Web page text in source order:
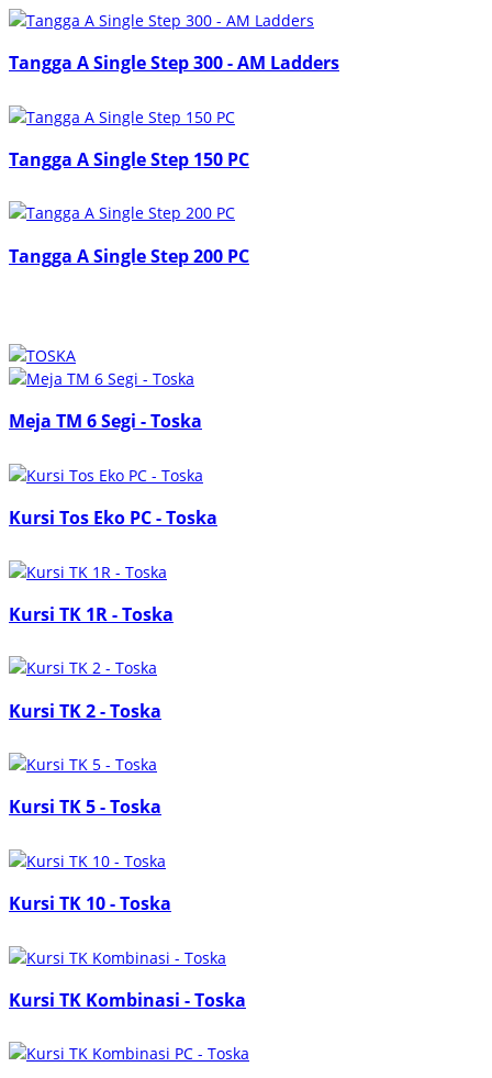
Tangga A Single Step 300 - AM Ladders
Tangga A Single Step 150 PC
Tangga A Single Step 200 PC
Meja TM 6 Segi - Toska
Kursi Tos Eko PC - Toska
Kursi TK 1R - Toska
Kursi TK 2 - Toska
Kursi TK 5 - Toska
Kursi TK 10 - Toska
Kursi TK Kombinasi - Toska